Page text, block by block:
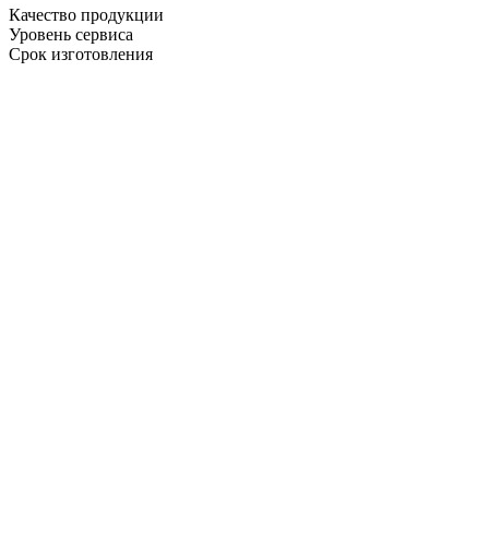
Качество продукции
Уровень сервиса
Срок изготовления